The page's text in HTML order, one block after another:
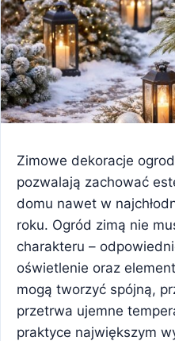
Zimowe dekoracje
pozwalają zachować
domu nawet w
roku. Ogród zimą nie
charakteru –
oświetlenie oraz
mogą tworzyć spójną,
przetrwa ujemne
praktyce największym